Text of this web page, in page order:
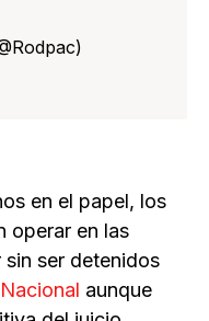
en el papel, los
operar en las
sin ser detenidos
aunque